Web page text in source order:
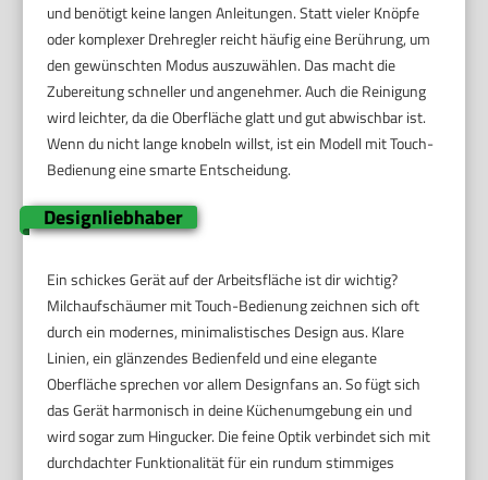
und benötigt keine langen Anleitungen. Statt vieler Knöpfe
oder komplexer Drehregler reicht häufig eine Berührung, um
den gewünschten Modus auszuwählen. Das macht die
Zubereitung schneller und angenehmer. Auch die Reinigung
wird leichter, da die Oberfläche glatt und gut abwischbar ist.
Wenn du nicht lange knobeln willst, ist ein Modell mit Touch-
Bedienung eine smarte Entscheidung.
Designliebhaber
Ein schickes Gerät auf der Arbeitsfläche ist dir wichtig?
Milchaufschäumer mit Touch-Bedienung zeichnen sich oft
durch ein modernes, minimalistisches Design aus. Klare
Linien, ein glänzendes Bedienfeld und eine elegante
Oberfläche sprechen vor allem Designfans an. So fügt sich
das Gerät harmonisch in deine Küchenumgebung ein und
wird sogar zum Hingucker. Die feine Optik verbindet sich mit
durchdachter Funktionalität für ein rundum stimmiges